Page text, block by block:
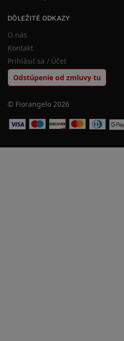
DÔLEŽITÉ ODKAZY
O nás
Kontakt
Prihlásiť sa / Účet
Odstúpenie od zmluvy tu
© Fiorangelo 2026